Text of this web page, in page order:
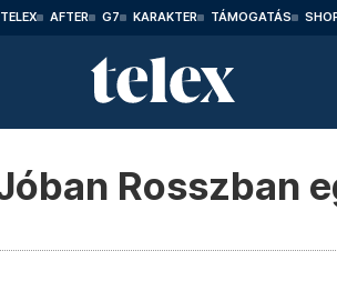
TELEX AFTER G7 KARAKTER TÁMOGATÁS
Rosszban